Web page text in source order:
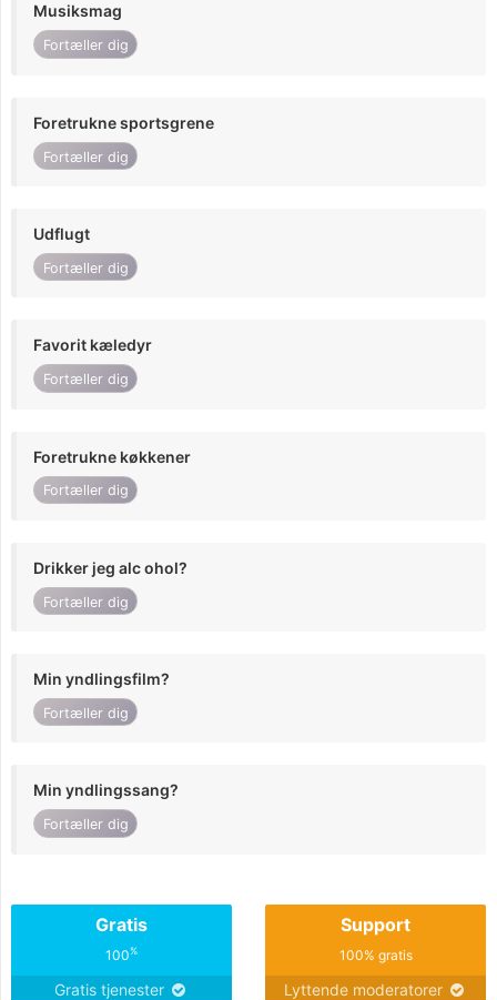
Musiksmag
Fortæller dig
Foretrukne sportsgrene
Fortæller dig
Udflugt
Fortæller dig
Favorit kæledyr
Fortæller dig
Foretrukne køkkener
Fortæller dig
Drikker jeg alc ohol?
Fortæller dig
Min yndlingsfilm?
Fortæller dig
Min yndlingssang?
Fortæller dig
Gratis
100%
Gratis tjenester
Support
100% gratis
Lyttende moderatorer